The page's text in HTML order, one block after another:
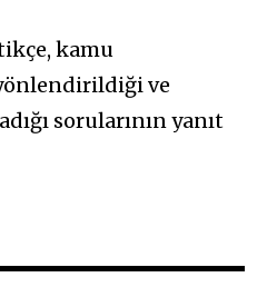
kamu
ve
sorularının yanıt